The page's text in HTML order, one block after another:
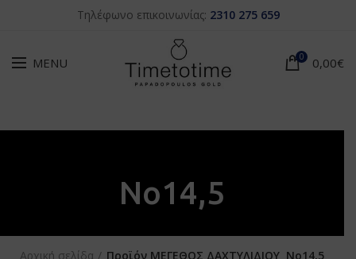
Τηλέφωνο επικοινωνίας: 2310 275 659
MENU 0 0,00€
Νο14,5
Αρχική σελίδα Προϊόν ΜΕΓΕΘΟΣ ΔΑΧΤΥΛΙΔΙΟΥ Νο14,5